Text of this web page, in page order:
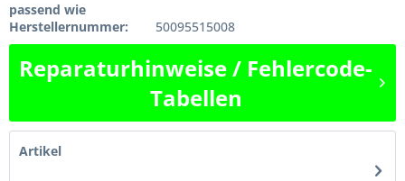
passend wie
Herstellernummer:
50095515008
Reparaturhinweise / Fehlercode-
Tabellen
Artikel